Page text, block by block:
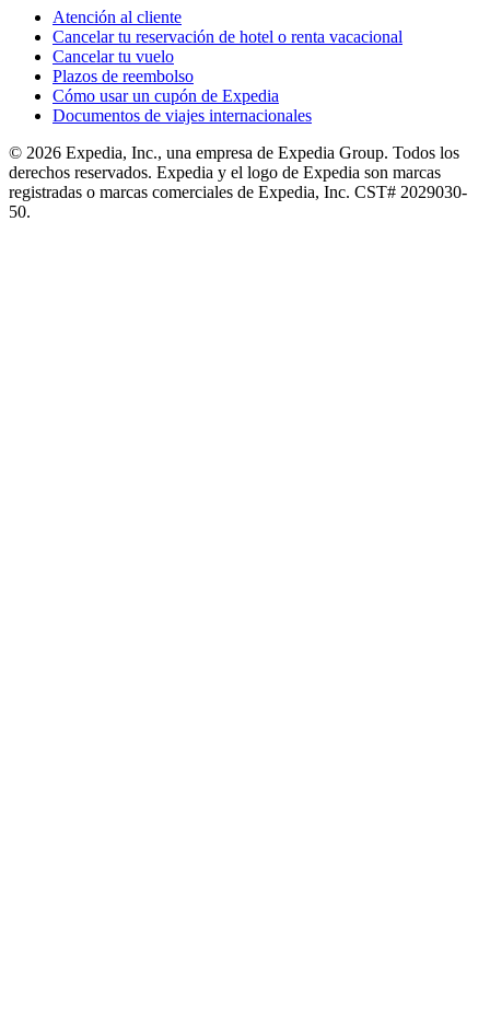
Atención al cliente
Cancelar tu reservación de hotel o renta vacacional
Cancelar tu vuelo
Plazos de reembolso
Cómo usar un cupón de Expedia
Documentos de viajes internacionales
© 2026 Expedia, Inc., una empresa de Expedia Group. Todos los
derechos reservados. Expedia y el logo de Expedia son marcas
registradas o marcas comerciales de Expedia, Inc. CST# 2029030-
50.